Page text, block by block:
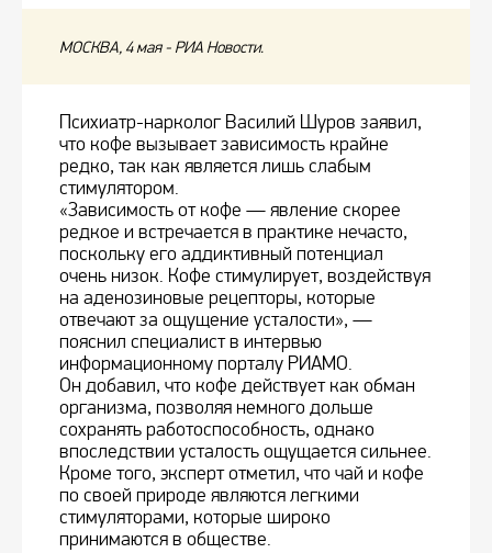
МОСКВА, 4 мая - РИА Новости.
Психиатр-нарколог Василий Шуров заявил,
что кофе вызывает зависимость крайне
редко, так как является лишь слабым
стимулятором.
«Зависимость от кофе — явление скорее
редкое и встречается в практике нечасто,
поскольку его аддиктивный потенциал
очень низок. Кофе стимулирует, воздействуя
на аденозиновые рецепторы, которые
отвечают за ощущение усталости», —
пояснил специалист в интервью
информационному порталу РИАМО.
Он добавил, что кофе действует как обман
организма, позволяя немного дольше
сохранять работоспособность, однако
впоследствии усталость ощущается сильнее.
Кроме того, эксперт отметил, что чай и кофе
по своей природе являются легкими
стимуляторами, которые широко
принимаются в обществе.